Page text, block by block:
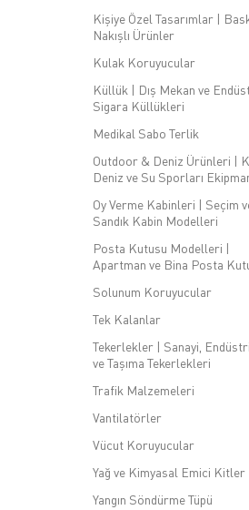
Kişiye Özel Tasarımlar |
Nakışlı Ürünler
Kulak Koruyucular
Küllük | Dış Mekan ve
Sigara Küllükleri
Medikal Sabo Terlik
Outdoor & Deniz Ürünleri |
Deniz ve Su Sporları
Oy Verme Kabinleri | Seçim
Sandık Kabin Modelleri
Posta Kutusu Modelleri |
Apartman ve Bina Posta
Solunum Koruyucular
Tek Kalanlar
Tekerlekler | Sanayi,
ve Taşıma Tekerlekleri
Trafik Malzemeleri
Vantilatörler
Vücut Koruyucular
Yağ ve Kimyasal Emici Kitler
Yangın Söndürme Tüpü